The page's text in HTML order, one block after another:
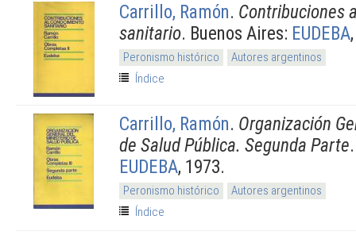
Carrillo, Ramón. Contribuciones
sanitario. Buenos Aires: EUDEBA
Peronismo histórico
Autores argentinos
Índice
Carrillo, Ramón. Organización
de Salud Pública. Segunda Parte
EUDEBA, 1973.
Peronismo histórico
Autores argentinos
Índice